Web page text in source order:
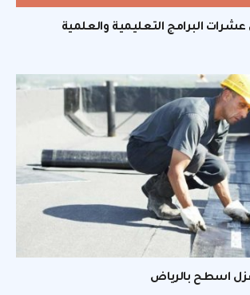
البرامج التعليمية والعلمية
اسطح بالرياض